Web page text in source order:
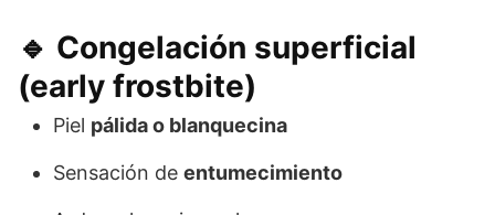
🔹 Congelación superficial
(early frostbite)
Piel pálida o blanquecina
Sensación de entumecimiento